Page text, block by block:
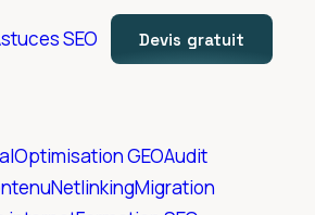
SEO Devis gratuit
Optimisation GEOAudit
NetlinkingMigration